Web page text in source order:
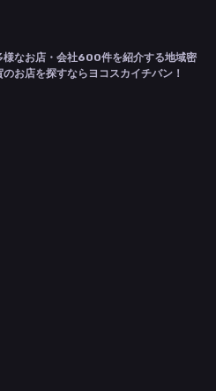
様なお店・会社600件を紹介する地域密
お店を探すならヨコスカイチバン！